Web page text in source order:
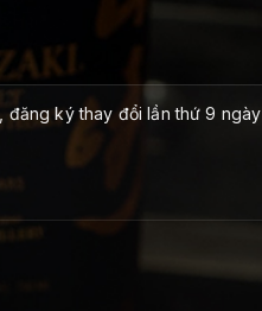
, đăng ký thay đổi lần thứ 9 ngày